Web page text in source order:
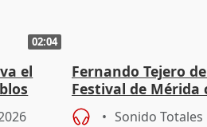
02:04
el
Fernando Tejero
Festival de Mérida
Roma': "Strabo me
Sonido Totales